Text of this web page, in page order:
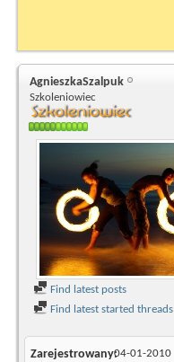
AgnieszkaSzalpuk
Szkoleniowiec
Find latest posts
Find latest started threads
Zarejestrowany04-01-2010